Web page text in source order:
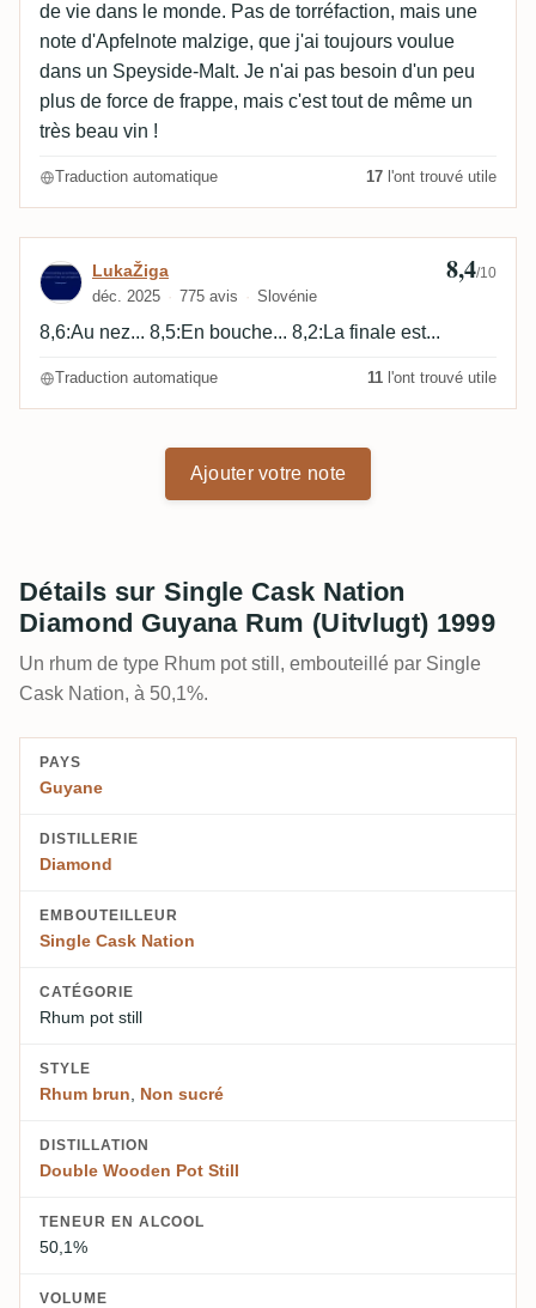
de vie dans le monde. Pas de torréfaction, mais une
note d'Apfelnote malzige, que j'ai toujours voulue
dans un Speyside-Malt. Je n'ai pas besoin d'un peu
plus de force de frappe, mais c'est tout de même un
très beau vin !
Traduction automatique 17 l'ont trouvé utile
Avis de LukaŽiga
LukaŽiga
déc. 2025 775 avis Slovénie
8,4/10
8,6:Au nez... 8,5:En bouche... 8,2:La finale est...
Traduction automatique 11 l'ont trouvé utile
Ajouter votre note
Détails sur Single Cask Nation
Diamond Guyana Rum (Uitvlugt) 1999
Un rhum de type Rhum pot still, embouteillé par Single
Cask Nation, à 50,1%.
PAYS
Guyane
DISTILLERIE
Diamond
EMBOUTEILLEUR
Single Cask Nation
CATÉGORIE
Rhum pot still
STYLE
Rhum brun, Non sucré
DISTILLATION
Double Wooden Pot Still
TENEUR EN ALCOOL
50,1%
VOLUME